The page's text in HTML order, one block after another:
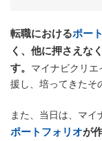
転職におけるポー
く、他に押さえな
す。 マイナビクリ
援し、培ってきたそ
また、当日は、マイ
ポートフォリオが